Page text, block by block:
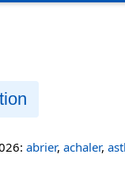
abrier, achaler,